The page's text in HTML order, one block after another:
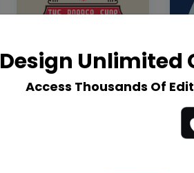
Design Unlimited
Access Thousands Of